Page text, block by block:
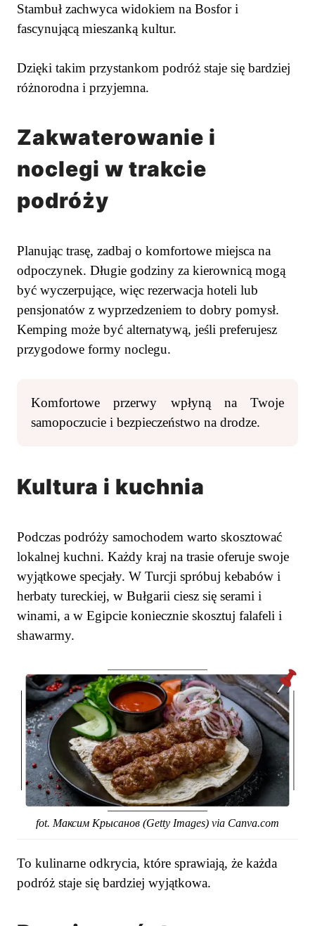
Stambuł zachwyca widokiem na Bosfor i
fascynującą mieszanką kultur.
Dzięki takim przystankom podróż staje się bardziej
różnorodna i przyjemna.
Zakwaterowanie i
noclegi w trakcie
podróży
Planując trasę, zadbaj o komfortowe miejsca na
odpoczynek. Długie godziny za kierownicą mogą
być wyczerpujące, więc rezerwacja hoteli lub
pensjonatów z wyprzedzeniem to dobry pomysł.
Kemping może być alternatywą, jeśli preferujesz
przygodowe formy noclegu.
Komfortowe przerwy wpłyną na Twoje
samopoczucie i bezpieczeństwo na drodze.
Kultura i kuchnia
Podczas podróży samochodem warto skosztować
lokalnej kuchni. Każdy kraj na trasie oferuje swoje
wyjątkowe specjały. W Turcji spróbuj kebabów i
herbaty tureckiej, w Bułgarii ciesz się serami i
winami, a w Egipcie koniecznie skosztuj falafeli i
shawarmy.
fot. Максим Крысанов (Getty Images) via Canva.com
To kulinarne odkrycia, które sprawiają, że każda
podróż staje się bardziej wyjątkowa.